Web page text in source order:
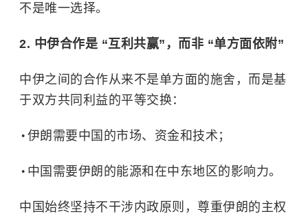
不是唯一选择。
2. 中伊合作是 “互利共赢”，而非 “单方面依附”
中伊之间的合作从来不是单方面的施舍，而是基
于双方共同利益的平等交换：
伊朗需要中国的市场、资金和技术；
中国需要伊朗的能源和在中东地区的影响力。
中国始终坚持不干涉内政原则，尊重伊朗的主权